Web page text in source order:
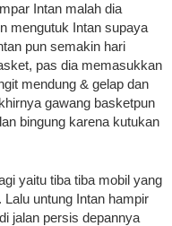
Intan malah dia
mengutuk Intan supaya
pun semakin hari
pas dia memasukkan
mendung & gelap dan
gawang basketpun
bingung karena kutukan
yaitu tiba tiba mobil yang
untung Intan hampir
jalan persis depannya